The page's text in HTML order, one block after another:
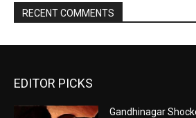
RECENT COMMENTS
EDITOR PICKS
Gandhinagar